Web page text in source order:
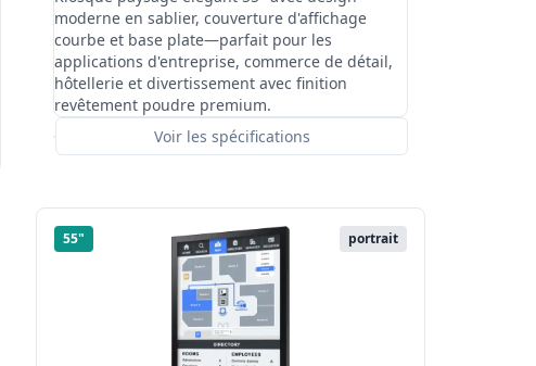
moderne en sablier, couverture d'affichage
courbe et base plate—parfait pour les
applications d'entreprise, commerce de détail,
hôtellerie et divertissement avec finition
revêtement poudre premium.
Voir les spécifications
55" portrait